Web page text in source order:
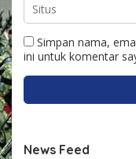
Simpan nama,
ini untuk komentar
News Feed